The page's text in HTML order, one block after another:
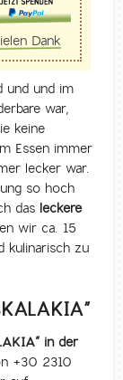
Dank
und und im
war,
keine
Essen immer
lecker war.
so hoch
das leckere
wir ca. 15
kulinarisch zu
in der
+30 2310